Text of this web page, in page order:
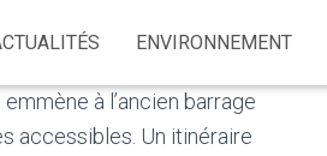
ENVIRONNEMENT
à l’ancien barrage
accessibles. Un itinéraire